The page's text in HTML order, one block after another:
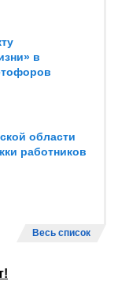
в
области
работников
Весь список